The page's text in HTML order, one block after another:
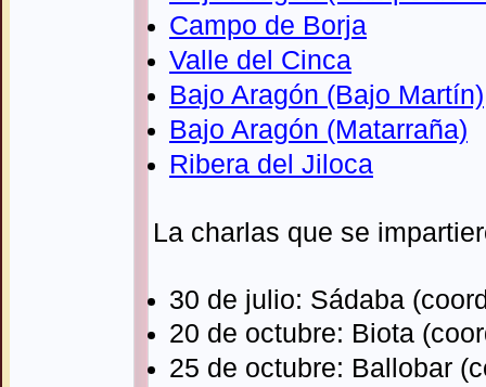
Campo de Borja
Valle del Cinca
Bajo Aragón (Bajo Martín)
Bajo Aragón (Matarraña)
Ribera del Jiloca
La charlas que se
30 de julio: Sádaba
20 de octubre: Biota
25 de octubre: Ballobar